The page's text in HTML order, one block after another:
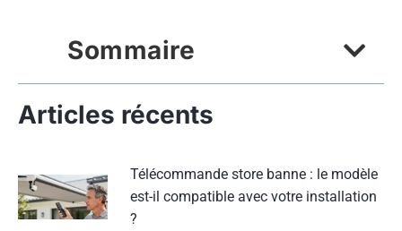
Sommaire
Articles récents
Télécommande store banne : le modèle
est-il compatible avec votre installation
?